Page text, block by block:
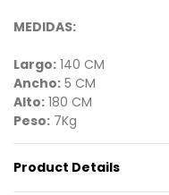
MEDIDAS:
Largo: 140 CM
Ancho: 5 CM
Alto: 180 CM
Peso: 7Kg
Product Details